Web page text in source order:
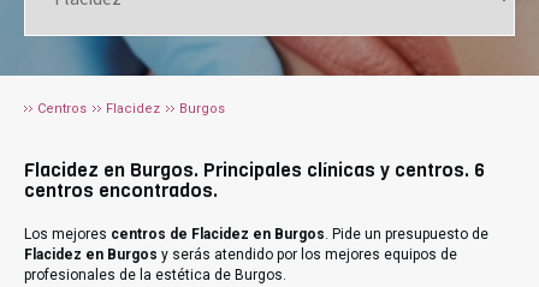
Centros Flacidez Burgos
Flacidez en Burgos. Principales clínicas y centros. 6
centros encontrados.
Los mejores centros de Flacidez en Burgos. Pide un presupuesto de
Flacidez en Burgos y serás atendido por los mejores equipos de
profesionales de la estética de Burgos.